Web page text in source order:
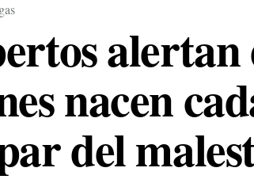
alertan
nacen
del